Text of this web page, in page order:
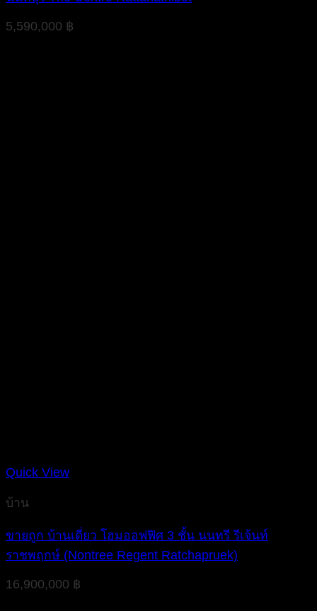
5,590,000 ฿
Quick View
บ้าน
ขายถูก บ้านเดี่ยว โฮมออฟฟิศ 3 ชั้น นนทรี รีเจ้นท์
ราชพฤกษ์ (Nontree Regent Ratchapruek)
16,900,000 ฿